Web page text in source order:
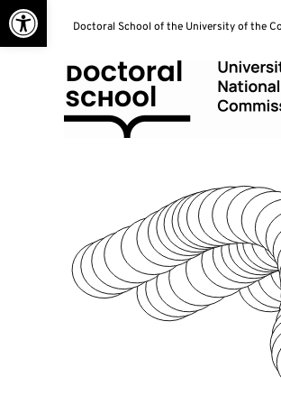
Open toolbar
Skip
to
Doctoral School of the University of the